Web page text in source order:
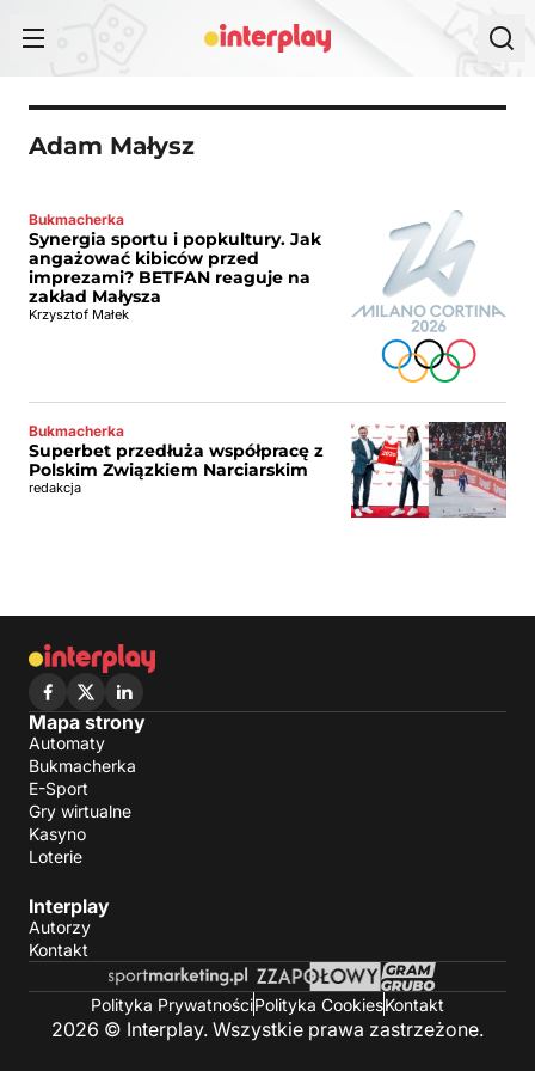
Adam Małysz
Bukmacherka
Synergia sportu i popkultury. Jak
angażować kibiców przed
imprezami? BETFAN reaguje na
zakład Małysza
Krzysztof Małek
Bukmacherka
Superbet przedłuża współpracę z
Polskim Związkiem Narciarskim
redakcja
Mapa strony
Automaty
Bukmacherka
E-Sport
Gry wirtualne
Kasyno
Loterie
Interplay
Autorzy
Kontakt
Polityka PrywatnościPolityka CookiesKontakt
2026 © Interplay. Wszystkie prawa zastrzeżone.